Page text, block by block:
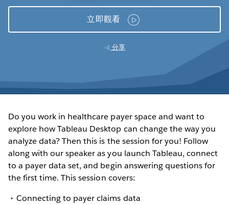
立即觀看
分享
Do you work in healthcare payer space and want to
explore how Tableau Desktop can change the way you
analyze data? Then this is the session for you! Follow
along with our speaker as you launch Tableau, connect
to a payer data set, and begin answering questions for
the first time. This session covers:
Connecting to payer claims data